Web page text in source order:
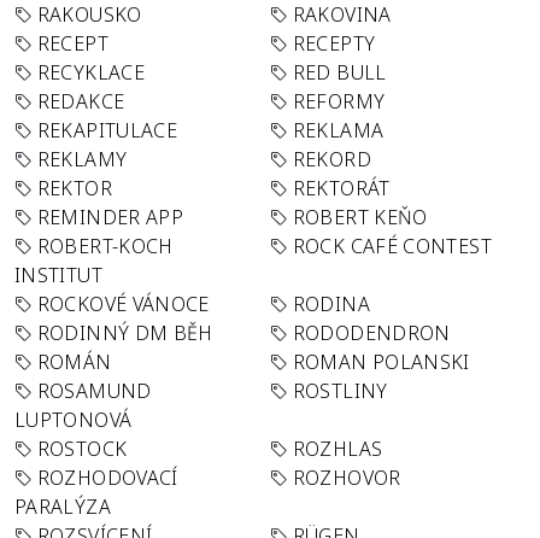
RAKOUSKO
RAKOVINA
RECEPT
RECEPTY
RECYKLACE
RED BULL
REDAKCE
REFORMY
REKAPITULACE
REKLAMA
REKLAMY
REKORD
REKTOR
REKTORÁT
REMINDER APP
ROBERT KEŇO
ROBERT-KOCH
INSTITUT
ROCK CAFÉ CONTEST
ROCKOVÉ VÁNOCE
RODINA
RODINNÝ DM BĚH
RODODENDRON
ROMÁN
ROMAN POLANSKI
ROSAMUND
LUPTONOVÁ
ROSTLINY
ROSTOCK
ROZHLAS
ROZHODOVACÍ
PARALÝZA
ROZHOVOR